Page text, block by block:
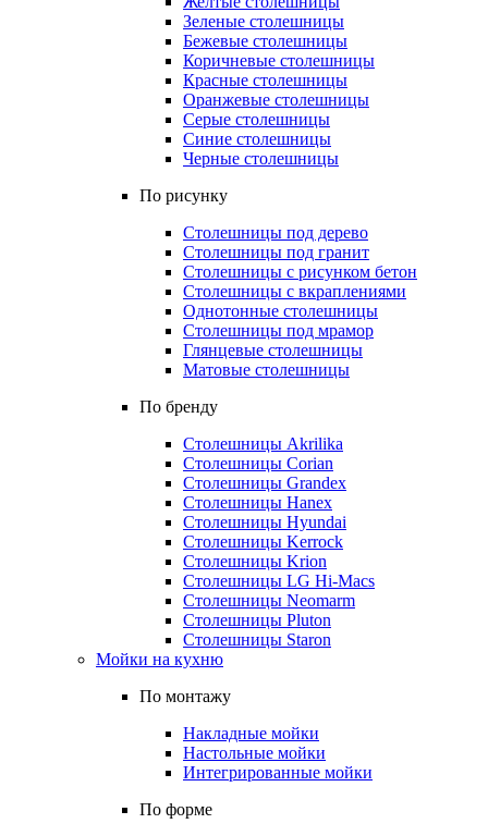
Зеленые столешницы
Бежевые столешницы
Коричневые столешницы
Красные столешницы
Оранжевые столешницы
Серые столешницы
Синие столешницы
Черные столешницы
По рисунку
Столешницы под дерево
Столешницы под гранит
Столешницы с рисунком бетон
Столешницы с вкраплениями
Однотонные столешницы
Столешницы под мрамор
Глянцевые столешницы
Матовые столешницы
По бренду
Столешницы Akrilika
Столешницы Corian
Столешницы Grandex
Столешницы Hanex
Столешницы Hyundai
Столешницы Kerrock
Столешницы Krion
Столешницы LG Hi-Macs
Столешницы Neomarm
Столешницы Pluton
Столешницы Staron
Мойки на кухню
По монтажу
Накладные мойки
Настольные мойки
Интегрированные мойки
По форме